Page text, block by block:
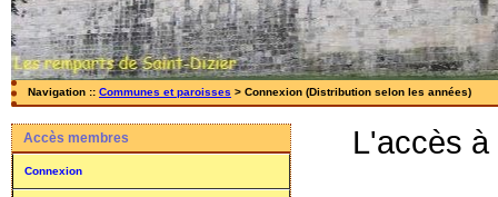
Navigation :: Communes et paroisses > Connexion (Distribution selon les années)
Accès membres
Connexion
L'accès